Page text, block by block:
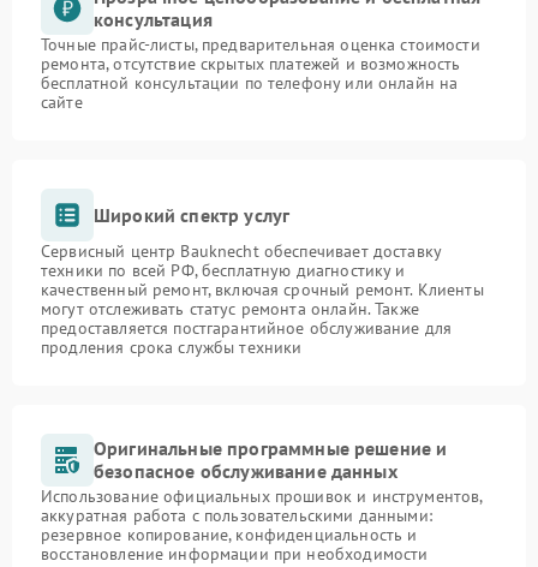
консультация
Точные прайс-листы, предварительная оценка стоимости
ремонта, отсутствие скрытых платежей и возможность
бесплатной консультации по телефону или онлайн на
сайте
Широкий спектр услуг
Сервисный центр Bauknecht обеспечивает доставку
техники по всей РФ, бесплатную диагностику и
качественный ремонт, включая срочный ремонт. Клиенты
могут отслеживать статус ремонта онлайн. Также
предоставляется постгарантийное обслуживание для
продления срока службы техники
Оригинальные программные решение и
безопасное обслуживание данных
Использование официальных прошивок и инструментов,
аккуратная работа с пользовательскими данными:
резервное копирование, конфиденциальность и
восстановление информации при необходимости